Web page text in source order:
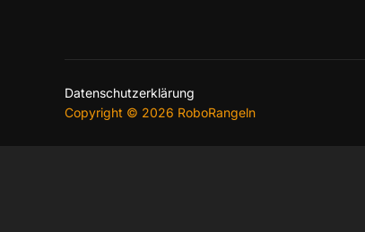
Datenschutzerklärung
Copyright © 2026 RoboRangeln